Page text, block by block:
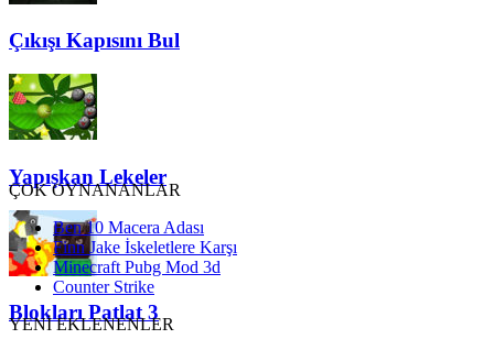
Çıkışı Kapısını Bul
Yapışkan Lekeler
Blokları Patlat 3
ÇOK OYNANANLAR
Ben 10 Macera Adası
Finn Jake İskeletlere Karşı
Minecraft Pubg Mod 3d
Counter Strike
YENİ EKLENENLER